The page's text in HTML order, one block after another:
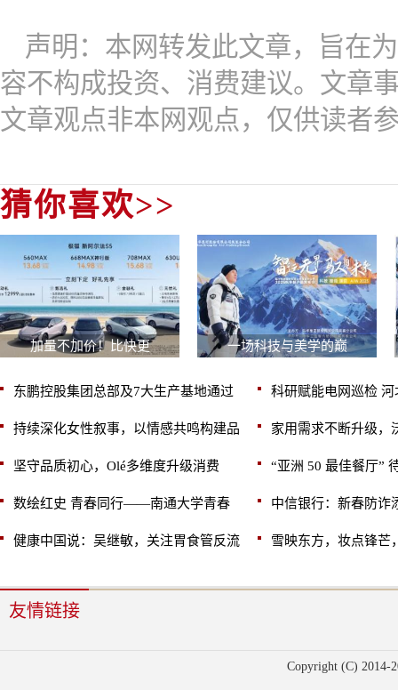
声明：本网转发此文章，旨在
容不构成投资、消费建议。文章
文章观点非本网观点，仅供读者
猜你喜欢>>
加量不加价！比快更 一场科技与美学的巅
东鹏控股集团总部及7大生产基地通过 科研赋能电网巡检
持续深化女性叙事，以情感共鸣构建品 家用需求不断升级，
坚守品质初心，Olé多维度升级消费 “亚洲 50 最佳餐厅”
数绘红史 青春同行——南通大学青春 中信银行：新春防诈
健康中国说：吴继敏，关注胃食管反流 雪映东方，妆点锋芒
友情链接
Copyright (C) 2014-